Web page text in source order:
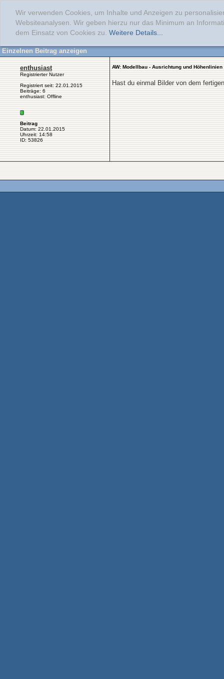
Wir verwenden Cookies, um Inhalte und Anzeigen zu
Websiteanalysen. Wir geben hierzu nur das Minimum an
dem Einsatz von Cookies zu. Weitere Details...
Einzelnen Beitrag anzeigen
enthusiast
Registrierter Nutzer
Registriert seit: 22.01.2015
Beiträge: 6
enthusiast: Offline
Beitrag
Datum: 22.01.2015
Uhrzeit: 14:58
ID: 53826
AW: Modellbau - Ausrichtung und Höhenlinien
Hast du einmal Bilder von dem